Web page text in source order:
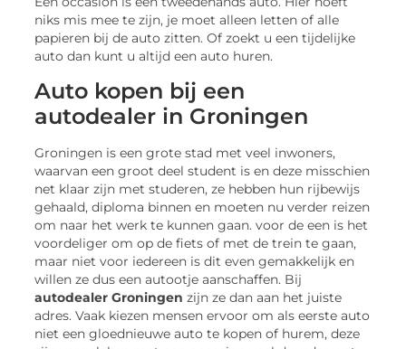
niks mis mee te zijn, je moet alleen letten of alle
papieren bij de auto zitten. Of zoekt u een tijdelijke
auto dan kunt u altijd een auto huren.
Auto kopen bij een
autodealer in Groningen
Groningen is een grote stad met veel inwoners,
waarvan een groot deel student is en deze misschien
net klaar zijn met studeren, ze hebben hun rijbewijs
gehaald, diploma binnen en moeten nu verder reizen
om naar het werk te kunnen gaan. voor de een is het
voordeliger om op de fiets of met de trein te gaan,
maar niet voor iedereen is dit even gemakkelijk en
willen ze dus een autootje aanschaffen. Bij
autodealer Groningen zijn ze dan aan het juiste
adres. Vaak kiezen mensen ervoor om als eerste auto
niet een gloednieuwe auto te kopen of hurem, deze